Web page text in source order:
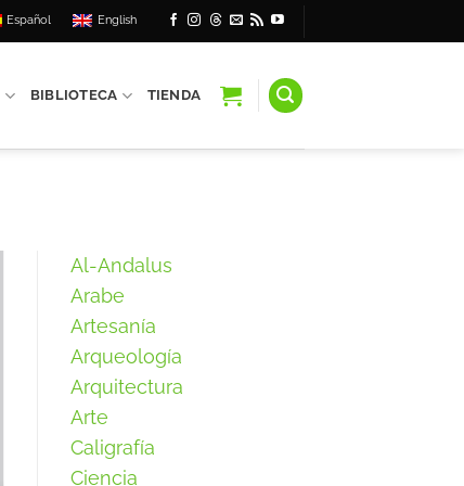
Español English
BIBLIOTECA TIENDA
Al-Andalus
Arabe
Artesanía
Arqueología
Arquitectura
Arte
Caligrafía
Ciencia